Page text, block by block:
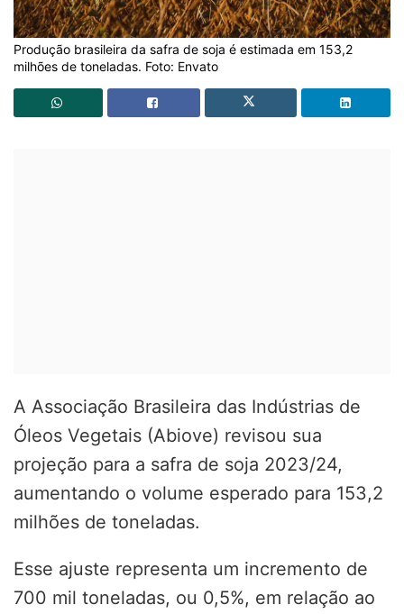
Produção brasileira da safra de soja é estimada em 153,2
milhões de toneladas. Foto: Envato
A Associação Brasileira das Indústrias de
Óleos Vegetais (Abiove) revisou sua
projeção para a safra de soja 2023/24,
aumentando o volume esperado para 153,2
milhões de toneladas.
Esse ajuste representa um incremento de
700 mil toneladas, ou 0,5%, em relação ao